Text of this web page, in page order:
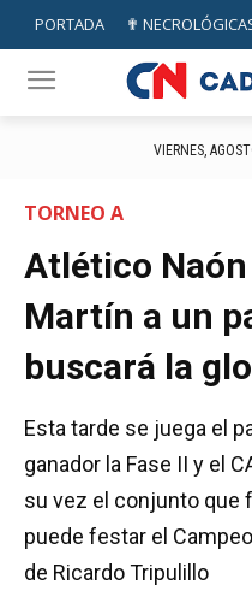
PORTADA ✟
VIERNES,
TORNEO A
Atlético Naón
Martín a un
buscará la
Esta tarde se juega el
ganador la Fase II y el
su vez el conjunto que
puede festar el
de Ricardo Tripulillo